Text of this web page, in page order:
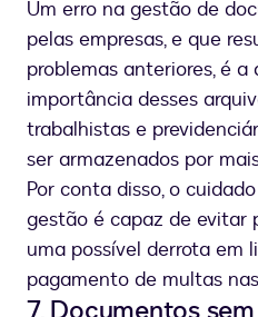
Um erro na gestão de
pelas empresas, e que
problemas anteriores, é
importância desses
trabalhistas e
ser armazenados por
Por conta disso, o
gestão é capaz de evitar
uma possível derrota em
pagamento de multas